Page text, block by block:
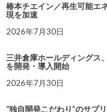
椿本チエイン／再生可能エ
現を加速
2026年7月30日
三井倉庫ホールディングス
を開発・導入開始
2026年7月30日
“独自開発こだわり”のサプ